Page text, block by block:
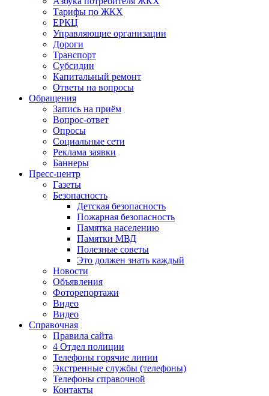
Тарифы по ЖКХ
ЕРКЦ
Управляющие организации
Дороги
Транспорт
Субсидии
Капитальный ремонт
Ответы на вопросы
Обращения
Запись на приём
Вопрос-ответ
Опросы
Социальные сети
Реклама заявки
Баннеры
Пресс-центр
Газеты
Безопасность
Детская безопасность
Пожарная безопасность
Памятка населению
Памятки МВД
Полезные советы
Это должен знать каждый
Новости
Объявления
Фоторепортажи
Видео
Видео
Справочная
Правила сайта
4 Отдел полиции
Телефоны горячие линии
Экстренные службы (телефоны)
Телефоны справочной
Контакты